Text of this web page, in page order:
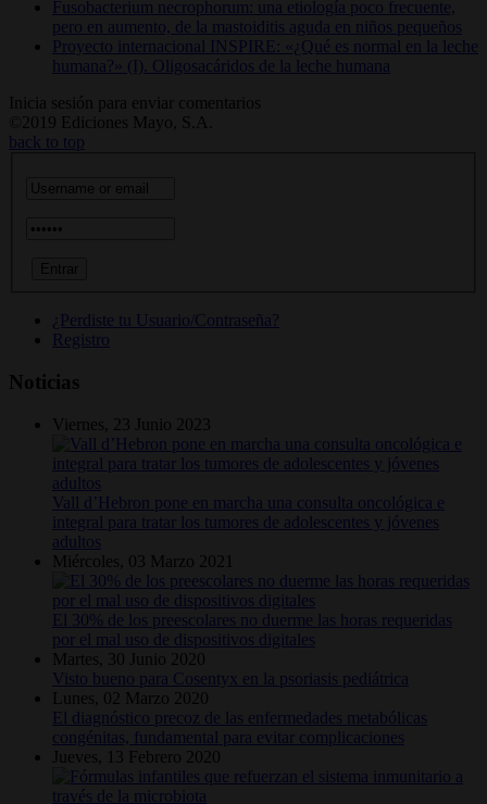
Fusobacterium necrophorum: una etiología poco frecuente,
pero en aumento, de la mastoiditis aguda en niños pequeños
Proyecto internacional INSPIRE: «¿Qué es normal en la leche
humana?» (I). Oligosacáridos de la leche humana
Inicia sesión para enviar comentarios
©2019 Ediciones Mayo, S.A.
back to top
¿Perdiste tu Usuario/Contraseña?
Registro
Noticias
Viernes, 23 Junio 2023
Vall d’Hebron pone en marcha una consulta oncológica e
integral para tratar los tumores de adolescentes y jóvenes
adultos
Miércoles, 03 Marzo 2021
El 30% de los preescolares no duerme las horas requeridas
por el mal uso de dispositivos digitales
Martes, 30 Junio 2020
Visto bueno para Cosentyx en la psoriasis pediátrica
Lunes, 02 Marzo 2020
El diagnóstico precoz de las enfermedades metabólicas
congénitas, fundamental para evitar complicaciones
Jueves, 13 Febrero 2020